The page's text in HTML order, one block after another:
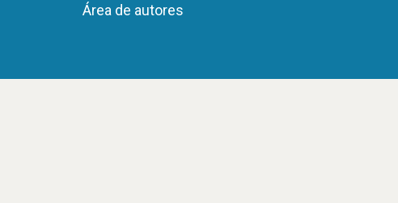
Área de autores